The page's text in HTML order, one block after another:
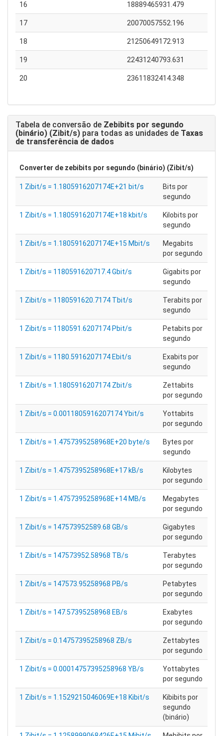
16 18889465931.479
17 20070057552.196
18 21250649172.913
19 22431240793.631
20 23611832414.348
Tabela de conversão de Zebibits por segundo
(binário) (Zibit/s) para todas as unidades de Taxas
de transferência de dados
Converter de zebibits por segundo (binário) (Zibit/s)
1 Zibit/s = 1.1805916207174E+21 bit/s
Bits por
segundo
1 Zibit/s = 1.1805916207174E+18 kbit/s
Kilobits por
segundo
1 Zibit/s = 1.1805916207174E+15 Mbit/s
Megabits
por segundo
1 Zibit/s = 1180591620717.4 Gbit/s
Gigabits por
segundo
1 Zibit/s = 1180591620.7174 Tbit/s
Terabits por
segundo
1 Zibit/s = 1180591.6207174 Pbit/s
Petabits por
segundo
1 Zibit/s = 1180.5916207174 Ebit/s
Exabits por
segundo
1 Zibit/s = 1.1805916207174 Zbit/s
Zettabits
por segundo
1 Zibit/s = 0.0011805916207174 Ybit/s
Yottabits
por segundo
1 Zibit/s = 1.4757395258968E+20 byte/s
Bytes por
segundo
1 Zibit/s = 1.4757395258968E+17 kB/s
Kilobytes
por segundo
1 Zibit/s = 1.4757395258968E+14 MB/s
Megabytes
por segundo
1 Zibit/s = 147573952589.68 GB/s
Gigabytes
por segundo
1 Zibit/s = 147573952.58968 TB/s
Terabytes
por segundo
1 Zibit/s = 147573.95258968 PB/s
Petabytes
por segundo
1 Zibit/s = 147.57395258968 EB/s
Exabytes
por segundo
1 Zibit/s = 0.14757395258968 ZB/s
Zettabytes
por segundo
1 Zibit/s = 0.00014757395258968 YB/s
Yottabytes
por segundo
1 Zibit/s = 1.1529215046069E+18 Kibit/s
Kibibits por
segundo
(binário)